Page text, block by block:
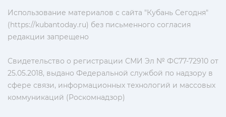
Использование материалов с сайта "Кубань Сегодня"
(https://kubantoday.ru) без письменного согласия
редакции запрещено
Свидетельство о регистрации СМИ Эл № ФС77-72910 от
25.05.2018, выдано Федеральной службой по надзору в
сфере связи, информационных технологий и массовых
коммуникаций (Роскомнадзор)